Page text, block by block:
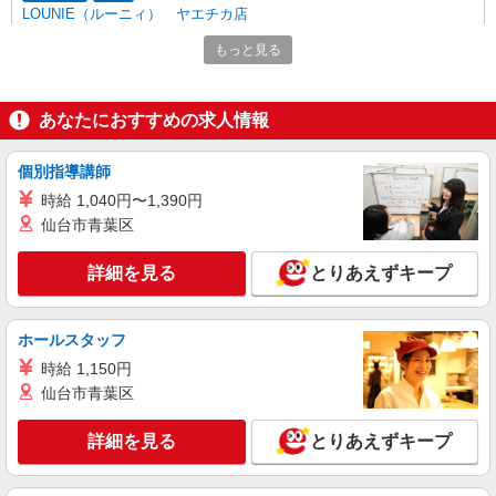
当の種類はエリアにより異なります。詳細は面接
時にお尋ねください。
LOUNIE（ルーニィ） ヤエチカ店
アパレル販売スタッフ
時給1250円〜＋交通費支給（月2万円迄）
2-1 八重洲地下街中1号 ■東京(ＪＲ中央本線)八重
洲中央口(約2分) ■東京(ＪＲ北陸新幹線)八重洲中
央口(約2分) ■東京(ＪＲ東北新幹線)八重洲中央口
詳細を見る
正社員
Stola.（ストラ） 西銀座店
未経験歓迎のアパレル販売スタッフ
未経験：月給243,800円〜400,000円 経験者
（店長候補）：月給300,000円〜 ※試用期間中は
270,000円〜 ★固定残業手当：30,800円（月給に
あたり20時間、超過時は追加で残業手当支給 ※月
3万円まで交通費支給 ※試用期間（2〜3ヶ月）も
制手当／住宅手当（実家外かつ賃貸の場合のみ別
途支給）※試用期間明けから支給／特別手当 ※手
当の種類はエリアにより異なります。詳細は面接
時にお尋ねください。 ＼入社３大特典キャンペー
≪西銀座店≫ 東京都中央区銀座4-1 西銀座1F
■東京メトロ各線「銀座駅」C5・C7出口直結
詳細を見る
LOUNIE（ルーニィ） 銀座店
もっと見る
あなたにおすすめの求人情報
個別指導講師
時給 1,040円〜1,390円
仙台市青葉区
詳細を見る とりあえずキープ
ホールスタッフ
時給 1,150円
仙台市青葉区
詳細を見る とりあえずキープ